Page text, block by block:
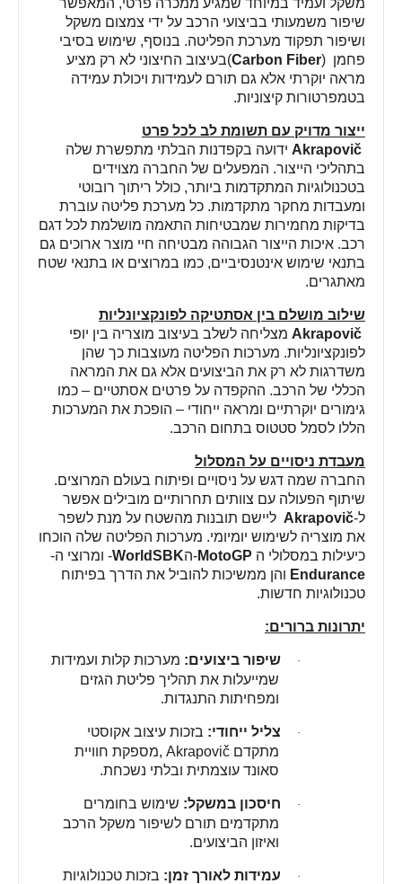
משקל ועמיד במיוחד שמגיע ממכרה פרטי, המאפשר
שיפור משמעותי בביצועי הרכב על ידי צמצום משקל
ושיפור תפקוד מערכת הפליטה. בנוסף, שימוש בסיבי
פחמן
(Carbon Fiber)
בעיצוב החיצוני לא רק מציע
מראה יוקרתי אלא גם תורם לעמידות ויכולת עמידה
בטמפרטורות קיצוניות.
ייצור מדויק עם תשומת לב לכל פרט
Akrapovič ידועה בקפדנות הבלתי מתפשרת שלה
בתהליכי הייצור. המפעלים של החברה מצוידים
בטכנולוגיות המתקדמות ביותר, כולל ריתוך רובוטי
ומעבדות מחקר מתקדמות. כל מערכת פליטה עוברת
בדיקות מחמירות שמבטיחות התאמה מושלמת לכל דגם
רכב. איכות הייצור הגבוהה מבטיחה חיי מוצר ארוכים גם
בתנאי שימוש אינטנסיביים, כמו במרוצים או בתנאי שטח
מאתגרים.
שילוב מושלם בין אסתטיקה לפונקציונליות
Akrapovič מצליחה לשלב בעיצוב מוצריה בין יופי
לפונקציונליות. מערכות הפליטה מעוצבות כך שהן
משדרגות לא רק את הביצועים אלא גם את המראה
הכללי של הרכב. ההקפדה על פרטים אסתטיים – כמו
גימורים יוקרתיים ומראה ייחודי – הופכת את המערכות
הללו לסמל סטטוס בתחום הרכב.
מעבדת ניסויים על המסלול
החברה שמה דגש על ניסויים ופיתוח בעולם המרוצים.
שיתוף הפעולה עם צוותים תחרותיים מובילים אפשר
ל-Akrapovič ליישם תובנות מהשטח על מנת לשפר
את מוצריה לשימוש יומיומי. מערכות הפליטה שלה הוכחו
כיעילות במסלולי ה MotoGP
-הWorldSBK
- ומרוצי ה-
Endurance והן ממשיכות להוביל את הדרך בפיתוח
טכנולוגיות חדשות.
יתרונות ברורים:
· שיפור ביצועים: מערכות קלות ועמידות
שמייעלות את תהליך פליטת הגזים
ומפחיתות התנגדות.
· צליל ייחודי: בזכות עיצוב אקוסטי
מתקדם , Akrapovičמספקת חוויית
סאונד עוצמתית ובלתי נשכחת.
· חיסכון במשקל: שימוש בחומרים
מתקדמים תורם לשיפור משקל הרכב
ואיזון הביצועים.
· עמידות לאורך זמן: בזכות טכנולוגיות